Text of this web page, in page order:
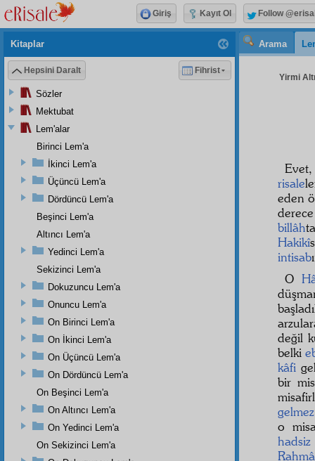
Arama
Yirmi
risale
eden
billâh
Hakikî
intisab
O
değil
belki
kâfi
bir
gelmez
o
hadsiz
Kitaplar
Hepsini Daralt Fihrist
Sözler
Mektubat
Lem'alar
Birinci Lem'a
İkinci Lem'a
Üçüncü Lem'a
Dördüncü Lem'a
Beşinci Lem'a
Altıncı Lem'a
Yedinci Lem'a
Sekizinci Lem'a
Dokuzuncu Lem'a
Onuncu Lem'a
On Birinci Lem'a
On İkinci Lem'a
On Üçüncü Lem'a
On Dördüncü Lem'a
On Beşinci Lem'a
On Altıncı Lem'a
On Yedinci Lem'a
On Sekizinci Lem'a
Giriş Kayıt Ol Follow